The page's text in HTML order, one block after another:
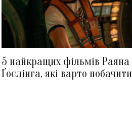
5 найкращих фільмів Раяна
Ґослінга, які варто побачити